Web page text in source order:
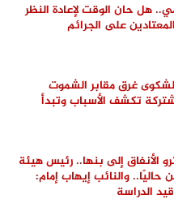
هل حان الوقت لإعادة النظر
على الجرائم
غرق مقابر الشموت
تكشف الأسباب وتبدأ
الأنفاق إلى بنها.. رئيس هيئة
حاليًا.. والنائب إيهاب إمام:
الدراسة